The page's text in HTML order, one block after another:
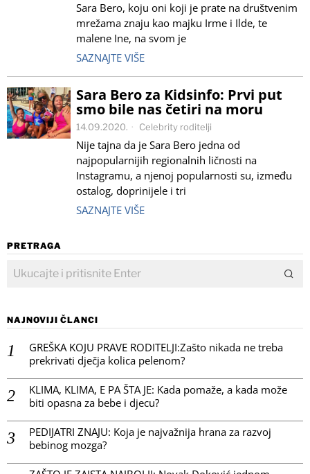
Sara Bero, koju oni koji je prate na društvenim
mrežama znaju kao majku Irme i Ilde, te
malene Ine, na svom je
SAZNAJTE VIŠE
Sara Bero za Kidsinfo: Prvi put
smo bile nas četiri na moru
14.09.2020. Celebrity roditelji
Nije tajna da je Sara Bero jedna od
najpopularnijih regionalnih ličnosti na
Instagramu, a njenoj popularnosti su, između
ostalog, doprinijele i tri
SAZNAJTE VIŠE
PRETRAGA
NAJNOVIJI ČLANCI
GREŠKA KOJU PRAVE RODITELJI:Zašto nikada ne treba
prekrivati dječja kolica pelenom?
KLIMA, KLIMA, E PA ŠTA JE: Kada pomaže, a kada može
biti opasna za bebe i djecu?
PEDIJATRI ZNAJU: Koja je najvažnija hrana za razvoj
bebinog mozga?